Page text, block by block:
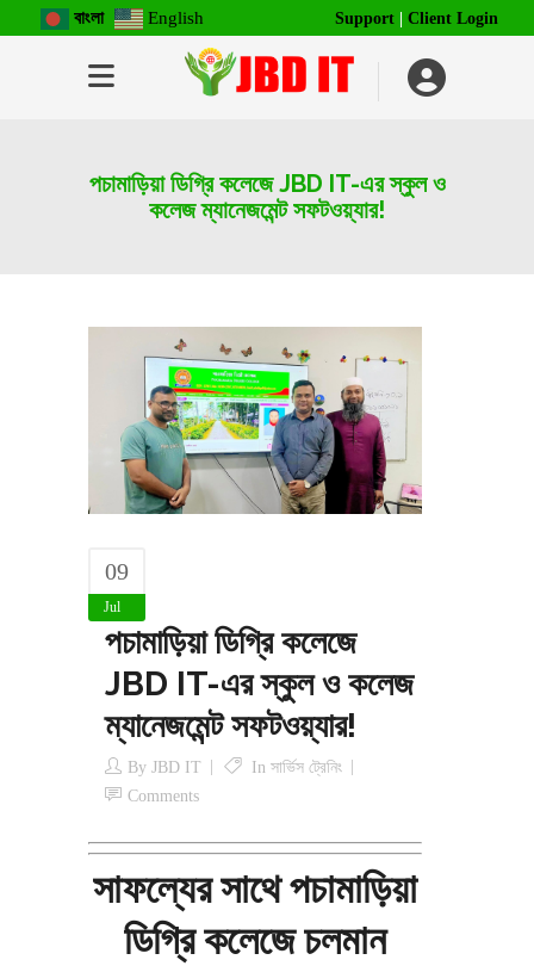
বাংলা English Support Client Login
পচামাড়িয়া ডিগ্রি কলেজে JBD IT-এর স্কুল ও
কলেজ ম্যানেজমেন্ট সফটওয়্যার!
09
Jul
পচামাড়িয়া ডিগ্রি কলেজে
JBD IT-এর স্কুল ও কলেজ
ম্যানেজমেন্ট সফটওয়্যার!
By JBD IT In সার্ভিস ট্রেনিং
Comments
সাফল্যের সাথে পচামাড়িয়া
ডিগ্রি কলেজে চলমান